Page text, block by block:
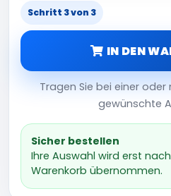
Schritt 3 von 3
IN DEN
Tragen Sie bei einer
gewünschte
Sicher bestellen
Ihre Auswahl wird erst
Warenkorb übernommen.